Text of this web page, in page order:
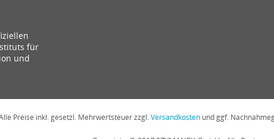
für
und
Preise inkl. gesetzl. Mehrwertsteuer zzgl.Versandkostenund ggf.